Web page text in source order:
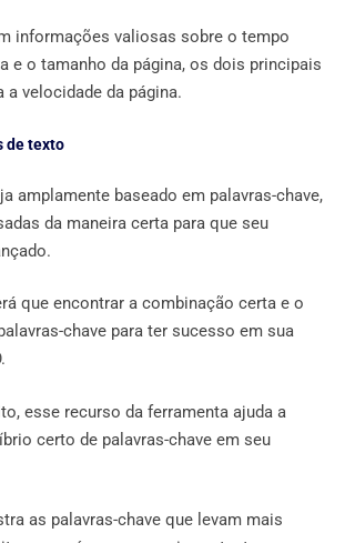
informações valiosas sobre o tempo
e o tamanho da página, os dois principais
velocidade da página.
de texto
amplamente baseado em palavras-chave,
da maneira certa para que seu
que encontrar a combinação certa e o
chave para ter sucesso em sua
esse recurso da ferramenta ajuda a
certo de palavras-chave em seu
as palavras-chave que levam mais